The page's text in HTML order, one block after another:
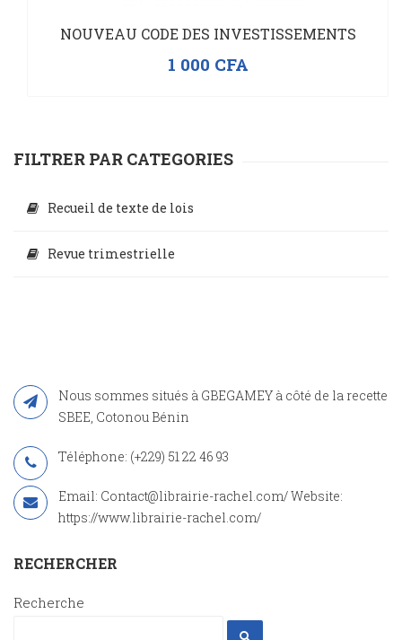
NOUVEAU CODE DES INVESTISSEMENTS
1 000 CFA
FILTRER PAR CATEGORIES
Recueil de texte de lois
Revue trimestrielle
Nous sommes situés à GBEGAMEY à côté de la recette
SBEE, Cotonou Bénin
Téléphone: (+229) 51 22 46 93
Email: Contact@librairie-rachel.com/ Website:
https://www.librairie-rachel.com/
RECHERCHER
Recherche